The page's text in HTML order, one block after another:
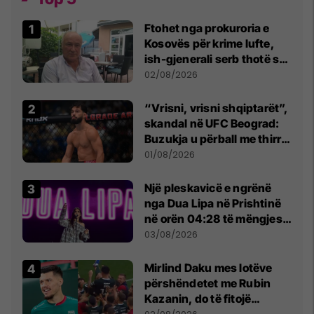
Ftohet nga prokuroria e
Kosovës për krime lufte,
ish-gjenerali serb thotë se
dikush e tradhtoi në
02/08/2026
“Vrisni, vrisni shqiptarët”,
skandal në UFC Beograd:
Buzukja u përball me thirrje
anti-shqiptare nga
01/08/2026
Një pleskavicë e ngrënë
nga Dua Lipa në Prishtinë
në orën 04:28 të mëngjesit
- dhe bota digjitale serbe
03/08/2026
Mirlind Daku mes lotëve
përshëndetet me Rubin
Kazanin, do të fitojë